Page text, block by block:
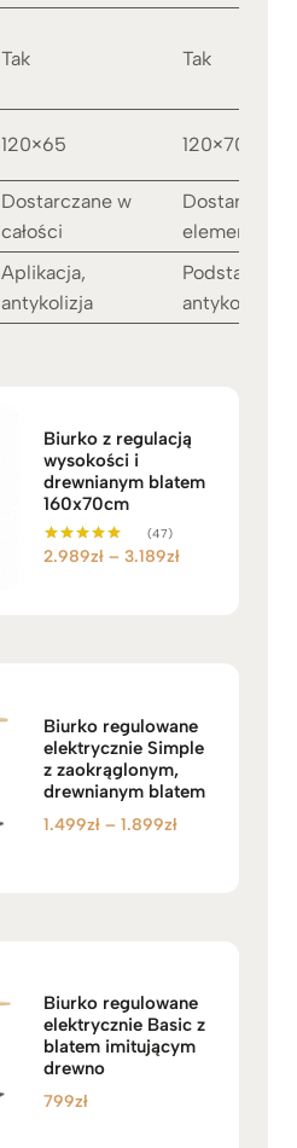
Tak Tak
120×65 120×70
Dostarczane w
całości
Dostarczane
elementach
Aplikacja,
antykolizja
antykolizja
Biurko z regulacją
wysokości i
drewnianym blatem
160x70cm
Oceniono
(47)
2.989zł – 3.189złZakres
Biurko regulowane
elektrycznie Simple
z zaokrąglonym,
drewnianym blatem
1.499zł – 1.899złZakres
Biurko regulowane
elektrycznie Basic z
blatem imitującym
drewno
799zł